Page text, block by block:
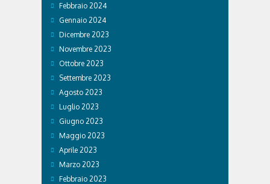
Febbraio 2024
Gennaio 2024
Dicembre 2023
Novembre 2023
Ottobre 2023
Settembre 2023
Agosto 2023
Luglio 2023
Giugno 2023
Maggio 2023
Aprile 2023
Marzo 2023
Febbraio 2023